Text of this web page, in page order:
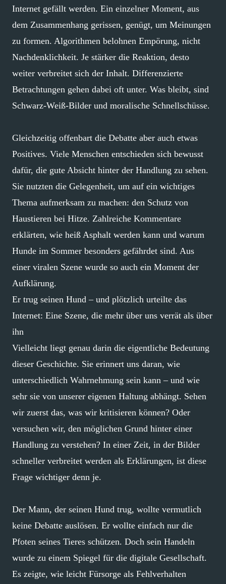
Internet gefällt werden. Ein einzelner Moment, aus
dem Zusammenhang gerissen, genügt, um Meinungen
zu formen. Algorithmen belohnen Empörung, nicht
Nachdenklichkeit. Je stärker die Reaktion, desto
weiter verbreitet sich der Inhalt. Differenzierte
Betrachtungen gehen dabei oft unter. Was bleibt, sind
Schwarz-Weiß-Bilder und moralische Schnellschüsse.
Gleichzeitig offenbart die Debatte aber auch etwas
Positives. Viele Menschen entschieden sich bewusst
dafür, die gute Absicht hinter der Handlung zu sehen.
Sie nutzten die Gelegenheit, um auf ein wichtiges
Thema aufmerksam zu machen: den Schutz von
Haustieren bei Hitze. Zahlreiche Kommentare
erklärten, wie heiß Asphalt werden kann und warum
Hunde im Sommer besonders gefährdet sind. Aus
einer viralen Szene wurde so auch ein Moment der
Aufklärung.
Er trug seinen Hund – und plötzlich urteilte das
Internet: Eine Szene, die mehr über uns verrät als über
ihn
Vielleicht liegt genau darin die eigentliche Bedeutung
dieser Geschichte. Sie erinnert uns daran, wie
unterschiedlich Wahrnehmung sein kann – und wie
sehr sie von unserer eigenen Haltung abhängt. Sehen
wir zuerst das, was wir kritisieren können? Oder
versuchen wir, den möglichen Grund hinter einer
Handlung zu verstehen? In einer Zeit, in der Bilder
schneller verbreitet werden als Erklärungen, ist diese
Frage wichtiger denn je.
Der Mann, der seinen Hund trug, wollte vermutlich
keine Debatte auslösen. Er wollte einfach nur die
Pfoten seines Tieres schützen. Doch sein Handeln
wurde zu einem Spiegel für die digitale Gesellschaft.
Es zeigte, wie leicht Fürsorge als Fehlverhalten